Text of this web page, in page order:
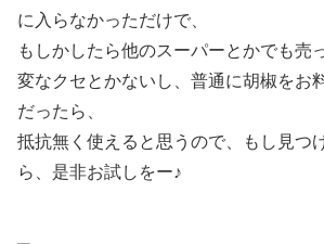
に入らなかっただけで、
もしかしたら他のスーパーとかでも売
変なクセとかないし、普通に胡椒をお
だったら、
抵抗無く使えると思うので、もし見つ
ら、是非お試しをー♪